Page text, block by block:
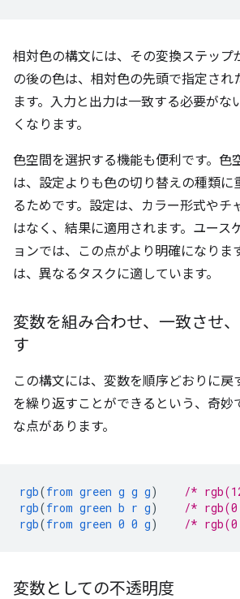
相対色の構文には、その変換ステップ
の後の色は、相対色の先頭で指定され
ます。入力と出力は一致する必要がな
くなります。
色空間を選択する機能も便利です。色
は、設定よりも色の切り替えの種類に
るためです。設定は、カラー形式やチ
はなく、結果に適用されます。ユース
ョンでは、この点がより明確になりま
は、異なるタスクに適しています。
変数を組み合わせ、一致させ
す
この構文には、変数を順序どおりに戻
を繰り返すことができるという、奇妙
な点があります。
rgb(from green g g g)
/*
rgb(from green b r g)
/*
rgb(from green 0 0 g) /*
変数としての不透明度